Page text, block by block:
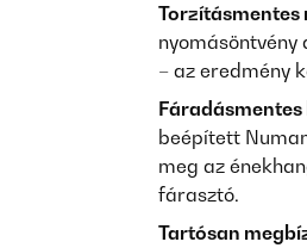
Torzításmentes
– az eredmény
beépített
meg az
fárasztó.
Tartósan